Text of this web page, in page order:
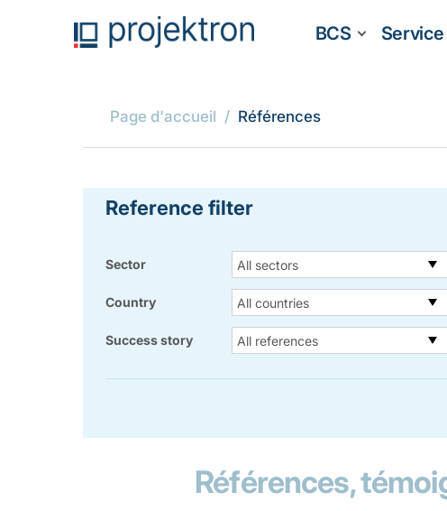
BCS Service
Page d'accueil Références
Sector All sectors
Country All countries
Success story All references
Reference filter
Références,